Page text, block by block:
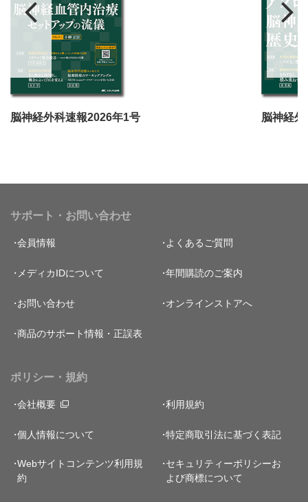
脳神経外科速報2026年1号 脳神経
サポート・お問い合わせ
会員情報 よくあるご質問
メディカIDについて 年間購読のご案内
お問い合わせ オンラインストアへ
商品のサポート情報・正誤表
ポリシー・規約
会社概要 利用規約
個人情報について 特定商取引法に基づく表記
Webサイトコンテンツ利用規
約
セキュリティーポリシーお
よび商標について